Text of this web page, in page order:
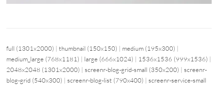
full (1301x2000) |thumbnail (150x150) | medium (195x300) |
medium_large (768x1181) | large (666x1024) | 1536x1536 (999x1536) |
2048x2048 (1301x2000) |screenr-blog-grid-small (350x200) |screenr-
blog-grid (540x300) |screenr-blog-list (790x400) |screenr-service-small